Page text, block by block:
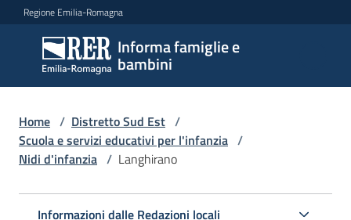
Vai al contenuto
Vai alla navigazione
Vai al footer
Regione Emilia-Romagna
Informa famiglie e
bambini
Informa
famiglie
e
bambini
Home / Distretto Sud Est /
Scuola e servizi educativi per l'infanzia /
Nidi d'infanzia / Langhirano
Informazioni dalle Redazioni locali